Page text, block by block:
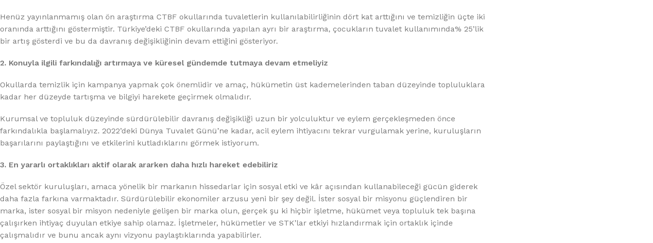
Henüz yayınlanmamış olan ön araştırma CTBF okullarında tuvaletlerin kullanılabilirliğinin dört kat arttığını ve temizliğin üçte iki
oranında arttığını göstermiştir. Türkiye’deki CTBF okullarında yapılan ayrı bir araştırma, çocukların tuvalet kullanımında% 25’lik
bir artış gösterdi ve bu da davranış değişikliğinin devam ettiğini gösteriyor.
2. Konuyla ilgili farkındalığı artırmaya ve küresel gündemde tutmaya devam etmeliyiz
Okullarda temizlik için kampanya yapmak çok önemlidir ve amaç, hükümetin üst kademelerinden taban düzeyinde topluluklara
kadar her düzeyde tartışma ve bilgiyi harekete geçirmek olmalıdır.
Kurumsal ve topluluk düzeyinde sürdürülebilir davranış değişikliği uzun bir yolculuktur ve eylem gerçekleşmeden önce
farkındalıkla başlamalıyız. 2022’deki Dünya Tuvalet Günü’ne kadar, acil eylem ihtiyacını tekrar vurgulamak yerine, kuruluşların
başarılarını paylaştığını ve etkilerini kutladıklarını görmek istiyorum.
3. En yararlı ortaklıkları aktif olarak ararken daha hızlı hareket edebiliriz
Özel sektör kuruluşları, amaca yönelik bir markanın hissedarlar için sosyal etki ve kâr açısından kullanabileceği gücün giderek
daha fazla farkına varmaktadır. Sürdürülebilir ekonomiler arzusu yeni bir şey değil. İster sosyal bir misyonu güçlendiren bir
marka, ister sosyal bir misyon nedeniyle gelişen bir marka olun, gerçek şu ki hiçbir işletme, hükümet veya topluluk tek başına
çalışırken ihtiyaç duyulan etkiye sahip olamaz. İşletmeler, hükümetler ve STK’lar etkiyi hızlandırmak için ortaklık içinde
çalışmalıdır ve bunu ancak aynı vizyonu paylaştıklarında yapabilirler.